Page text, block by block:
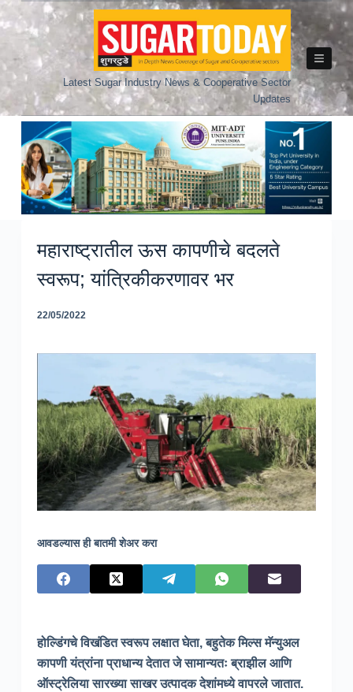
Skip
to
Latest Sugar Industry News & Cooperative Sector
Updates
महाराष्ट्रातील ऊस कापणीचे बदलते
स्वरूप; यांत्रिकीकरणावर भर
22/05/2022
आवडल्यास ही बातमी शेअर करा
होल्डिंगचे विखंडित स्वरूप लक्षात घेता, बहुतेक मिल्स मॅन्युअल
कापणी यंत्रांना प्राधान्य देतात जे सामान्यतः ब्राझील आणि
ऑस्ट्रेलिया सारख्या साखर उत्पादक देशांमध्ये वापरले जातात.